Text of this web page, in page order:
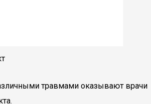
травмами оказывают врачи